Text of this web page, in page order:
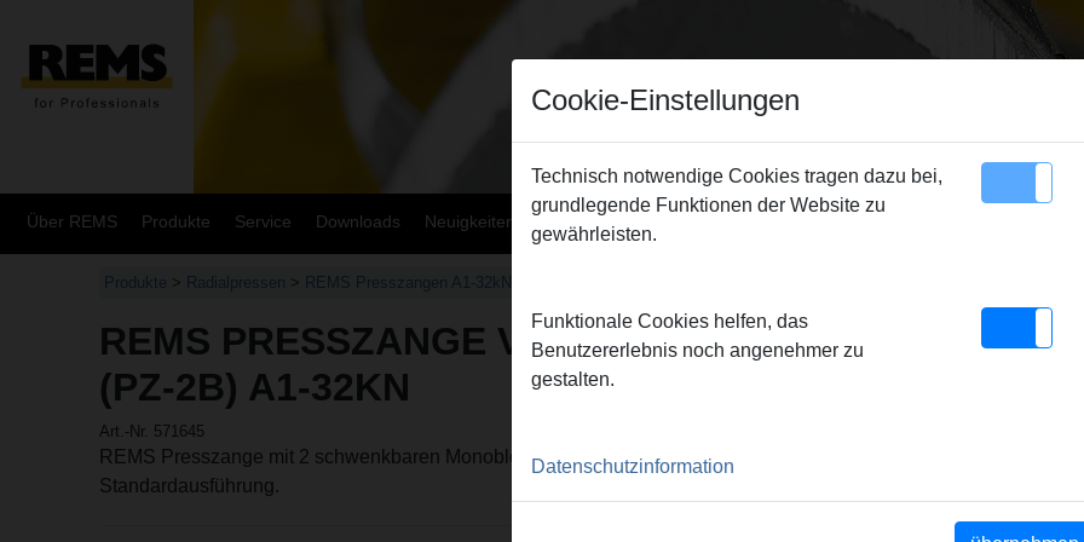
Über REMS Produkte Service Downloads Neuigkeiten Sitemap
Produkte > Radialpressen > REMS Presszangen A1-32kN/REMS Pressringe
REMS PRESSZANGE VX 25*
(PZ-2B) A1-32KN
Art.-Nr. 571645
REMS Presszange mit 2 schwenkbaren Monoblock-Pressbacken. Meistverkaufte
Standardausführung.
Cookie-Einstellungen
Technisch notwendige Cookies tragen dazu bei,
grundlegende Funktionen der Website zu
gewährleisten.
Funktionale Cookies helfen, das
Benutzererlebnis noch angenehmer zu
gestalten.
Datenschutzinformation